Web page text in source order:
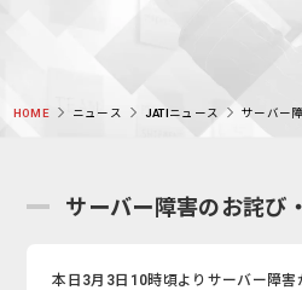
HOME ニュース JATIニュース サーバー
サーバー障害のお詫び
本日3月3日10時頃よりサーバー障害